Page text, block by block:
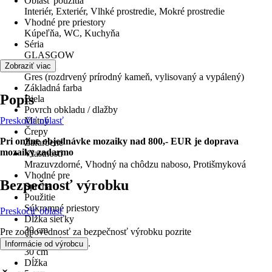
Interiér, Exteriér, Vlhké prostredie, Mokré prostredie
Vhodné pre priestory
Kúpeľňa, WC, Kuchyňa
Séria
GLASGOW
Materiál
Gres (rozdrvený prírodný kameň, vylisovaný a vypálený)
Základná farba
Biela
Povrch obkladu / dlažby
Matný
Črepy
Zafarbené
Vlastnosti
Mrazuvzdorné, Vhodný na chôdzu naboso, Protišmyková
Vhodné pre
Sprcha
Použitie
Súkromné priestory
Dĺžka sieťky
30 cm
Šírka sieťky
30 cm
Dĺžka
Zobraziť viac
Popis
Preskočiť oblasť
Pri online objednávke mozaiky nad 800,- EUR je doprava
mozaiky zadarmo
Bezpečnosť výrobku
Preskočiť oblasť
Pre zodpovednosť za bezpečnosť výrobku pozrite
Informácie od výrobcu .